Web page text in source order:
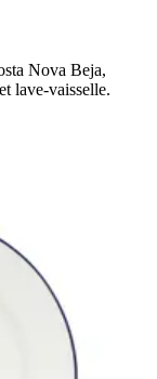
Nova Beja,
lave-vaisselle.